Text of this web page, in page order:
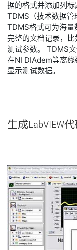
据的格式并添加列
TDMS（技术数据管
TDMS格式可为海量
完整的文档记录，
测试参数。 TDMS
在NI DIAdem等离线
显示测试数据。
生成LabVIEW代